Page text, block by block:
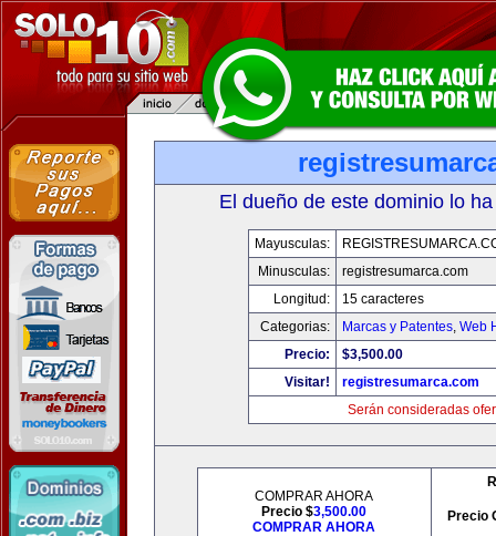
El dueño de este dominio lo
Mayusculas:
Minusculas:
registresumarca.com
Longitud:
15 caracteres
Categorias:
Marcas y Patentes, Web
Precio:
$3,500.00
Visitar!
registresumarca.com
Serán consideradas
COMPRAR AHORA
Precio $3,500.00
COMPRAR AHORA
Precio